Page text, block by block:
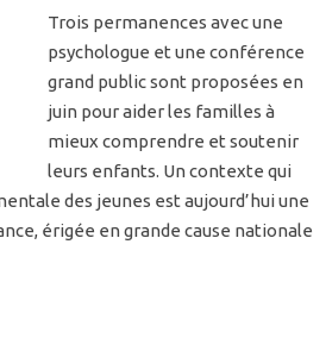
Trois permanences avec une
psychologue et une conférence
grand public sont proposées en
juin pour aider les familles à
mieux comprendre et soutenir
leurs enfants. Un contexte qui
des jeunes est aujourd’hui une
érigée en grande cause nationale